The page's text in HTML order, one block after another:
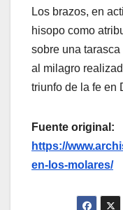
Los brazos, en
hisopo como
sobre una
al milagro
triunfo de la fe en
Fuente original:
https://
en-los-molares/